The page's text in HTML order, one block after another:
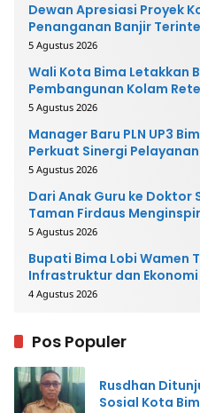
Dewan Apresiasi Proyek
Penanganan Banjir
5 Agustus 2026
Wali Kota Bima Letakkan
Pembangunan Kolam
5 Agustus 2026
Manager Baru PLN UP3
Perkuat Sinergi
5 Agustus 2026
Dari Anak Guru ke Doktor
Taman Firdaus
5 Agustus 2026
Bupati Bima Lobi Wamen
Infrastruktur dan
4 Agustus 2026
Pos Populer
Rusdhan
Sosial Kota